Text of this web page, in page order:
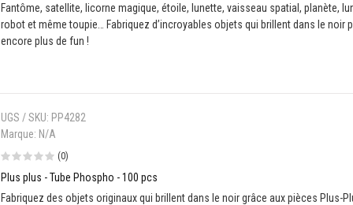
Fantôme, satellite, licorne magique, étoile, lunette, vaisseau spatial, planète,
robot et même toupie… Fabriquez d’incroyables objets qui brillent dans le noir
encore plus de fun !
UGS / SKU: PP4282
Marque: N/A
(0)
Plus plus - Tube Phospho - 100 pcs
Fabriquez des objets originaux qui brillent dans le noir grâce aux pièces Plus-